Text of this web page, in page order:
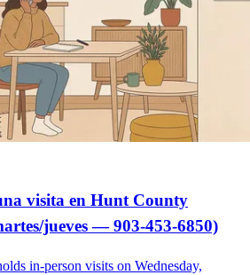
visita en Hunt County
jueves — 903-453-6850)
in-person visits on Wednesday,